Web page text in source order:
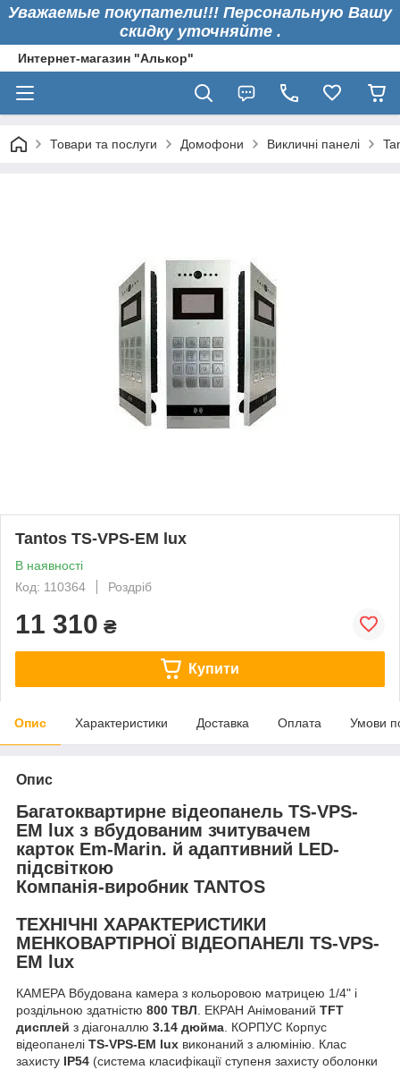
Уважаемые покупатели!!! Персональную Вашу
скидку уточняйте .
Интернет-магазин "Алькор"
Товари та послуги Домофони Викличні панелі
Tantos TS-VPS-EM lux
В наявності
Код: 110364
Роздріб
11 310 ₴
Купити
Опис Характеристики Доставка Оплата Умови
Опис
Багатоквартирне відеопанель TS-VPS-
EM lux з вбудованим зчитувачем
карток Em-Marin. й адаптивний LED-
підсвіткою
Компанія-виробник TANTOS
ТЕХНІЧНІ ХАРАКТЕРИСТИКИ
МЕНКОВАРТІРНОЇ ВІДЕОПАНЕЛІ TS-VPS-
EM lux
КАМЕРА Вбудована камера з кольоровою матрицею 1/4" і
роздільною здатністю 800 ТВЛ. ЕКРАН Анімований TFT
дисплей з діагоналлю 3.14 дюйма. КОРПУС Корпус
відеопанелі TS-VPS-EM lux виконаний з алюмінію. Клас
захисту IP54 (система класифікації ступеня захисту оболонки